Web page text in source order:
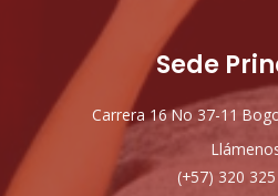
Sede
Carrera 16 No 37-11
(+57) 320